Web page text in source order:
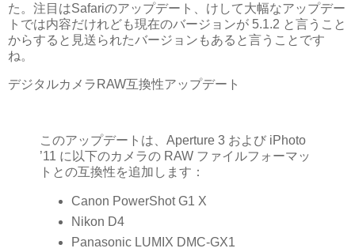
た。注目はSafariのアップデート、けして大幅なアップデー
トでは内容だけれども現在のバージョンが 5.1.2 と言うこと
からすると見送られたバージョンもあると言うことです
ね。
デジタルカメラRAW互換性アップデート
このアップデートは、Aperture 3 および iPhoto
’11 に以下のカメラの RAW ファイルフォーマッ
トとの互換性を追加します：
Canon PowerShot G1 X
Nikon D4
Panasonic LUMIX DMC-GX1